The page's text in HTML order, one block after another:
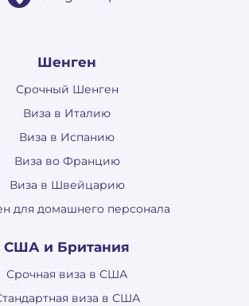
Шенген
Срочный Шенген
Виза в Италию
Виза в Испанию
Виза во Францию
Виза в Швейцарию
для домашнего персонала
США и Британия
Срочная виза в США
виза в США